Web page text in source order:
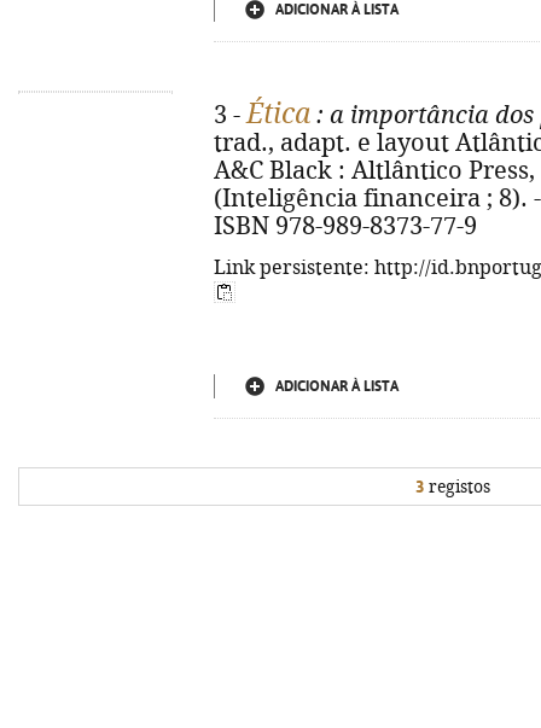
ADICIONAR À LISTA
3 -Ética : a importância
trad., adapt. e layout
A&C Black : Altlântico Press,
(Inteligência financeira ; 8).
ISBN 978-989-8373-77-9
Link persistente: http://
ADICIONAR À LISTA
3 registos